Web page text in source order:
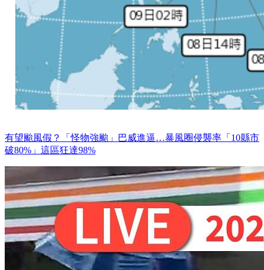
有望颱風假？「怪物強颱」巴威進逼…暴風圈侵襲率「10縣市
破80%」這區狂達98%